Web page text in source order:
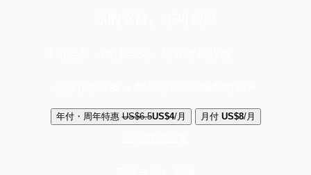
年付・周年特惠 US$6.5US$4/月 月付 US$8/月